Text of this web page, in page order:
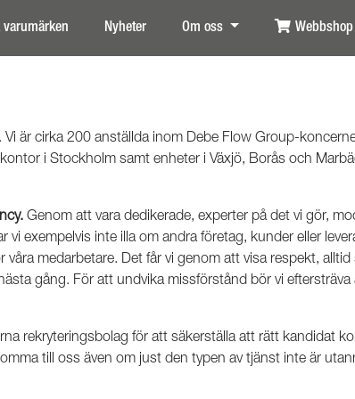
varumärken Nyheter Om oss Webbshop
är cirka 200 anställda inom Debe Flow Group-
i Stockholm samt enheter i Växjö, Borås och
Genom att vara dedikerade, experter på det vi gör,
exempelvis inte illa om andra företag, kunder eller
medarbetare. Det får vi genom att visa respekt,
gång. För att undvika missförstånd bör vi eftersträva
rekryteringsbolag för att säkerställa att rätt kandidat
till oss även om just den typen av tjänst inte är